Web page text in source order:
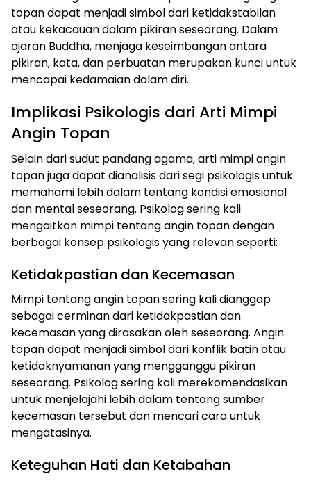
topan dapat menjadi simbol dari ketidakstabilan
atau kekacauan dalam pikiran seseorang. Dalam
ajaran Buddha, menjaga keseimbangan antara
pikiran, kata, dan perbuatan merupakan kunci untuk
mencapai kedamaian dalam diri.
Implikasi Psikologis dari Arti Mimpi
Angin Topan
Selain dari sudut pandang agama, arti mimpi angin
topan juga dapat dianalisis dari segi psikologis untuk
memahami lebih dalam tentang kondisi emosional
dan mental seseorang. Psikolog sering kali
mengaitkan mimpi tentang angin topan dengan
berbagai konsep psikologis yang relevan seperti:
Ketidakpastian dan Kecemasan
Mimpi tentang angin topan sering kali dianggap
sebagai cerminan dari ketidakpastian dan
kecemasan yang dirasakan oleh seseorang. Angin
topan dapat menjadi simbol dari konflik batin atau
ketidaknyamanan yang mengganggu pikiran
seseorang. Psikolog sering kali merekomendasikan
untuk menjelajahi lebih dalam tentang sumber
kecemasan tersebut dan mencari cara untuk
mengatasinya.
Keteguhan Hati dan Ketabahan